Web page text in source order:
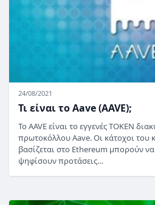
24/08/2021
Τι είναι το Aave (AAVE);
Το AAVE είναι το εγγενές TOKEN
πρωτοκόλλου Aave. Οι κάτοχοι του
βασίζεται στο Ethereum μπορούν
ψηφίσουν προτάσεις…